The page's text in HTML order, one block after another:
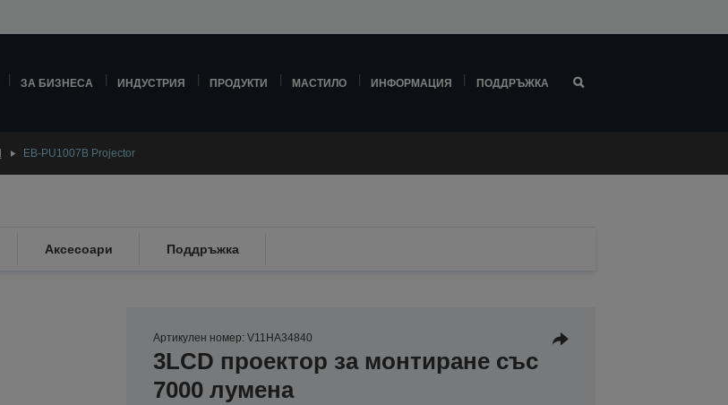
ЗА БИЗНЕСА ИНДУСТРИЯ ПРОДУКТИ МАСТИЛО ИНФОРМАЦИЯ ПОДДРЪЖКА
EB-PU1007B Projector
Аксесоари Поддръжка
Артикулен номер: V11HA34840
3LCD проектор за монтиране със
7000 лумена